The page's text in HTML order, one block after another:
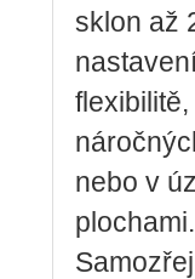
sklon až
nebo v